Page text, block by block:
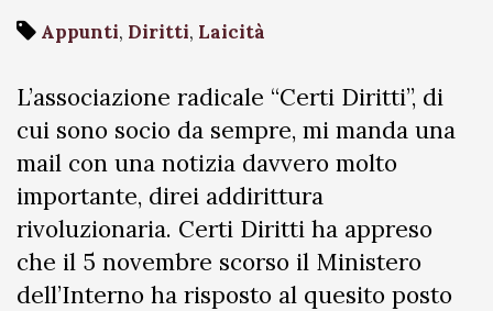
Appunti, Diritti, Laicità
L’associazione radicale “Certi Diritti”, di
cui sono socio da sempre, mi manda una
mail con una notizia davvero molto
importante, direi addirittura
rivoluzionaria. Certi Diritti ha appreso
che il 5 novembre scorso il Ministero
dell’Interno ha risposto al quesito posto